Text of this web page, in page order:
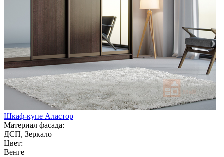
Шкаф-купе Аластор
Материал фасада:
ДСП, Зеркало
Цвет:
Венге